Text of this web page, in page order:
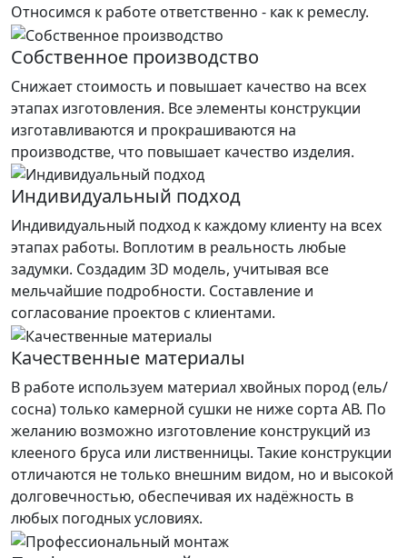
Относимся к работе ответственно - как к ремеслу.
Собственное производство
Снижает стоимость и повышает качество на всех
этапах изготовления. Все элементы конструкции
изготавливаются и прокрашиваются на
производстве, что повышает качество изделия.
Индивидуальный подход
Индивидуальный подход к каждому клиенту на всех
этапах работы. Воплотим в реальность любые
задумки. Создадим 3D модель, учитывая все
мельчайшие подробности. Составление и
согласование проектов с клиентами.
Качественные материалы
В работе используем материал хвойных пород (ель/
сосна) только камерной сушки не ниже сорта АВ. По
желанию возможно изготовление конструкций из
клееного бруса или лиственницы. Такие конструкции
отличаются не только внешним видом, но и высокой
долговечностью, обеспечивая их надёжность в
любых погодных условиях.